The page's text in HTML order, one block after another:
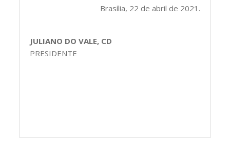
Brasília, 22 de abril de 2021.
JULIANO DO VALE, CD
PRESIDENTE